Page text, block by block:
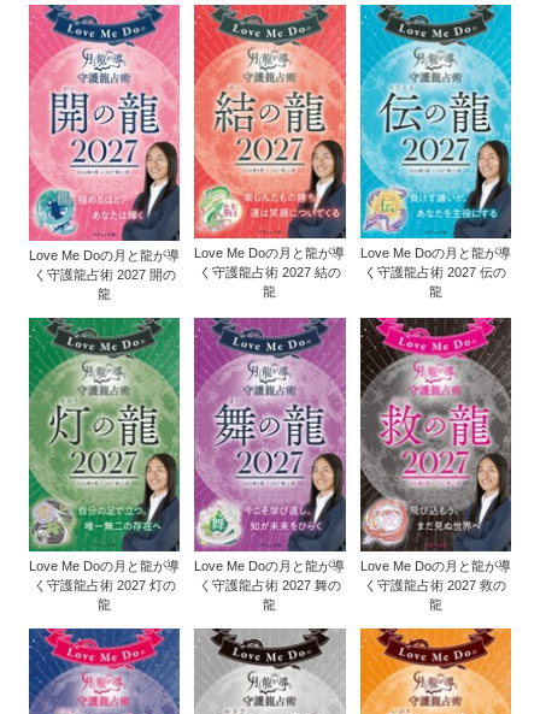
Love Me Doの月と龍が導
く守護龍占術 2027 開の
龍
Love Me Doの月と龍が導
く守護龍占術 2027 結の
龍
Love Me Doの月と龍が導
く守護龍占術 2027 伝の
龍
Love Me Doの月と龍が導
く守護龍占術 2027 灯の
龍
Love Me Doの月と龍が導
く守護龍占術 2027 舞の
龍
Love Me Doの月と龍が導
く守護龍占術 2027 救の
龍